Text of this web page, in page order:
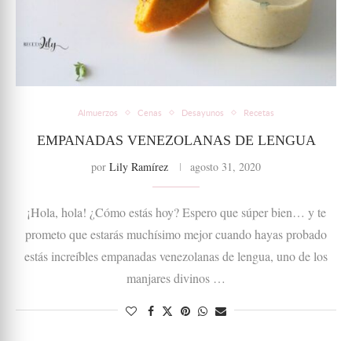
Almuerzos Cenas Desayunos Recetas
EMPANADAS VENEZOLANAS DE LENGUA
por Lily Ramírez agosto 31, 2020
¡Hola, hola! ¿Cómo estás hoy? Espero que súper bien… y te
prometo que estarás muchísimo mejor cuando hayas probado
estás increíbles empanadas venezolanas de lengua, uno de los
manjares divinos …